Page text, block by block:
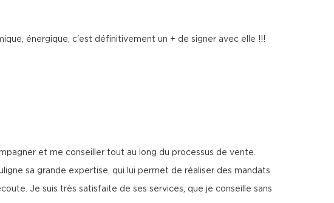
énergique, c'est définitivement un + de signer avec elle !!!
et me conseiller tout au long du processus de vente.
sa grande expertise, qui lui permet de réaliser des mandats
Je suis très satisfaite de ses services, que je conseille sans